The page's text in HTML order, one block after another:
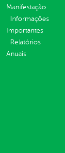
Manifestação
Informações
Importantes
Relatórios
Anuais